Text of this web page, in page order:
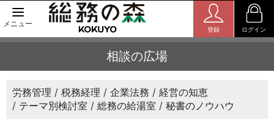
メニュー
登録 ログイン
相談の広場
労務管理 税務経理 企業法務
経営の知恵
テーマ別検討室
総務の給湯室 秘書のノウハウ